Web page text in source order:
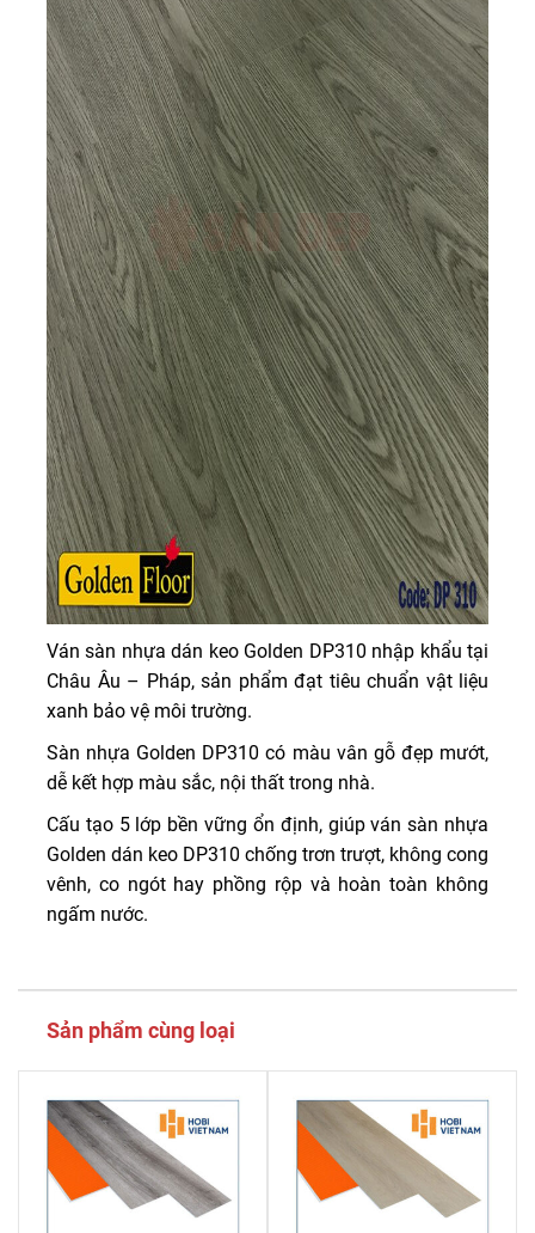
Ván sàn nhựa dán keo Golden DP310 nhập khẩu tại
Châu Âu – Pháp, sản phẩm đạt tiêu chuẩn vật liệu
xanh bảo vệ môi trường.
Sàn nhựa Golden DP310 có màu vân gỗ đẹp mướt,
dễ kết hợp màu sắc, nội thất trong nhà.
Cấu tạo 5 lớp bền vững ổn định, giúp ván sàn nhựa
Golden dán keo DP310 chống trơn trượt, không cong
vênh, co ngót hay phồng rộp và hoàn toàn không
ngấm nước.
Sản phẩm cùng loại